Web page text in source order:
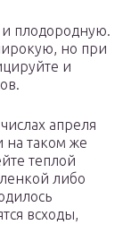
плодородную.
но при
и
апреля
таком же
теплой
либо
всходы,